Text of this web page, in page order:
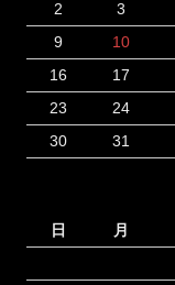
2
3
9
10
16
17
23
24
30
31
日 月